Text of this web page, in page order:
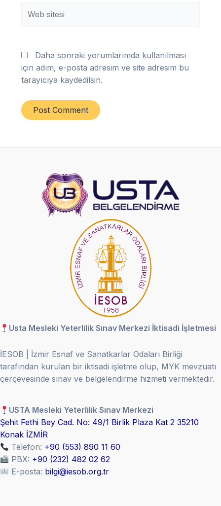
sitesi
Daha sonraki yorumlarımda kullanılması
için adım, e-posta adresim ve site adresim bu
tarayıcıya kaydedilsin.
Usta Mesleki Yeterlilik Sınav Merkezi İktisadi İşletmesi
İESOB | İzmir Esnaf ve Sanatkarlar Odaları Birliği
tarafından kurulan bir iktisadi işletme olup, MYK mevzuatı
çerçevesinde sınav ve belgelendirme hizmeti vermektedir.
USTA Mesleki Yeterlilik Sınav Merkezi
Şehit Fethi Bey Cad. No: 49/1 Birlik Plaza Kat 2 35210
Konak İZMİR
Telefon: +90 (553) 890 11 60
PBX: +90 (232) 482 02 62
E-posta: bilgi@iesob.org.tr